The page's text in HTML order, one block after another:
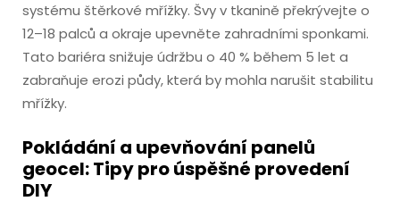
systému štěrkové mřížky. Švy v tkanině překrývejte o
12–18 palců a okraje upevněte zahradními sponkami.
Tato bariéra snižuje údržbu o 40 % během 5 let a
zabraňuje erozi půdy, která by mohla narušit stabilitu
mřížky.
Pokládání a upevňování panelů
geocel: Tipy pro úspěšné provedení
DIY